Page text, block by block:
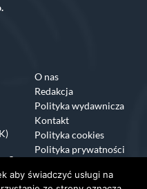
O nas
Redakcja
Polityka wydawnicza
Kontakt
Polityka cookies
Polityka prywatności
TikTok
All rights reserved
aby świadczyć usługi na